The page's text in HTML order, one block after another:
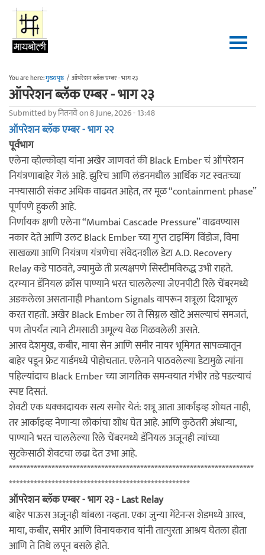
Skip to main content
You are here:मुख्यपृष्ठ / ऑपरेशन ब्लॅक एम्बर - भाग २३
ऑपरेशन ब्लॅक एम्बर - भाग २३
Submitted byनितनवेon 8 June, 2026 - 13:48
ऑपरेशन ब्लॅक एम्बर - भाग २२
पूर्वभाग
एलेना व्होल्कोव्हा यांना अखेर जाणवतं की Black Ember चं ऑपरेशन
नियंत्रणाबाहेर गेलं आहे. झुरिच आणि लंडनमधील आर्थिक गट स्वतःच्या
नफ्यासाठी संकट अधिक वाढवत आहेत, तर मूळ “containment phase”
पूर्णपणे हुकली आहे.
निर्णायक क्षणी एलेना “Mumbai Cascade Pressure” वाढवण्यास
नकार देते आणि उलट Black Ember च्या गुप्त टाइमिंग विंडोज, विमा
साखळ्या आणि नियंत्रण यंत्रणेचा संवेदनशील डेटा A.D. Recovery
Relay कडे पाठवते, ज्यामुळे ती प्रत्यक्षपणे सिस्टीमविरुद्ध उभी राहते.
दरम्यान डॅनियल क्रॉस पाण्याने भरत चाललेल्या जेएनपीटी रिले चेंबरमध्ये
अडकलेला असतानाही Phantom Signals वापरून शत्रूला दिशाभूल
करत राहतो. अखेर Black Ember ला ते सिग्नल खोटे असल्याचं समजतं,
पण तोपर्यंत त्याने टीमसाठी अमूल्य वेळ मिळवलेली असते.
आरव देशमुख, कबीर, माया सेन आणि समीर नायर भूमिगत सापळ्यातून
बाहेर पडून फ्रेट यार्डमध्ये पोहोचतात. एलेनाने पाठवलेल्या डेटामुळे त्यांना
पहिल्यांदाच Black Ember च्या जागतिक समन्वयात गंभीर तडे पडल्याचं
स्पष्ट दिसतं.
शेवटी एक धक्कादायक सत्य समोर येतं: शत्रू आता आर्काइव्ह शोधत नाही,
तर आर्काइव्ह नेणाऱ्या लोकांचा शोध घेत आहे. आणि कुठेतरी अंधाऱ्या,
पाण्याने भरत चाललेल्या रिले चेंबरमध्ये डॅनियल अजूनही त्यांच्या
सुटकेसाठी शेवटचा लढा देत उभा आहे.
*********************************************************************
***************************************************
ऑपरेशन ब्लॅक एम्बर - भाग २३ - Last Relay
बाहेर पाऊस अजूनही थांबला नव्हता. एका जुन्या मेंटेनन्स शेडमध्ये आरव,
माया, कबीर, समीर आणि विनायकराव यांनी तात्पुरता आश्रय घेतला होता
आणि ते तिथे लपून बसले होते.